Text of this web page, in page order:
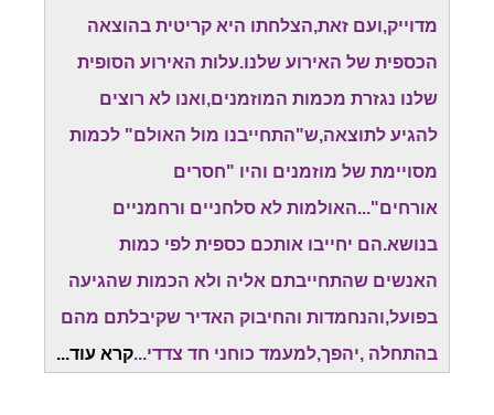
מדוייק,ועם זאת,הצלחתו היא קריטית בהוצאה
הכספית של האירוע שלנו.עלות האירוע הסופית
שלנו נגזרת מכמות המוזמנים,ואנו לא רוצים
להגיע לתוצאה,ש"התחייבנו מול האולם" לכמות
מסויימת של מוזמנים והיו "חסרים
אורחים"...האולמות לא סלחניים ורחמניים
בנושא.הם יחייבו אותכם כספית לפי כמות
האנשים שהתחייבתם אליה ולא הכמות שהגיעה
בפועל,והנחמדות והחיבוק האדיר שקיבלתם מהם
בהתחלה ,יהפך,למעמד כוחני חד צדדי...קרא עוד...